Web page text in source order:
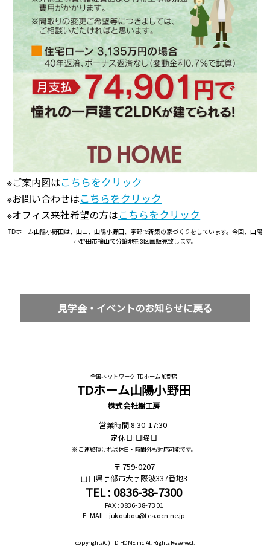
※ご案内図はこちらをクリック
※お問い合わせはこちらをクリック
※オフィス来社希望の方はこちらをクリック
TDホーム山陽小野田は、山口、山陽小野田、宇部で新築の家づくりをしています。今回、山陽
小野田市揥山で分譲地を3区画販売致します。
見学会・イベントのお知らせに戻る
全国ネットワーク TDホーム加盟店
TDホーム山陽小野田
株式会社樹工房
営業時間:8:30-17:30
定休日:日曜日
※ ご連絡頂ければ休日・時間外も対応可能です。
759-0207
山口県宇部市大字際波337番地3
TEL : 0836-38-7300
FAX : 0836-38-7301
E-MAIL : jukoubou@tea.ocn.ne.jp
copyrights(C) TD HOME.inc All Rights Reserved.